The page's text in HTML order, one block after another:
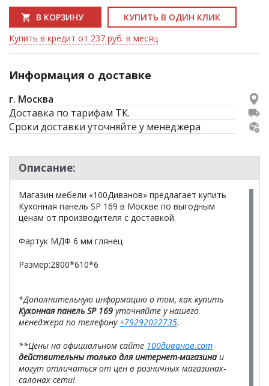
В КОРЗИНУ
КУПИТЬ В ОДИН КЛИК
Купить в кредит от 237 руб. в месяц
Информация о доставке
г. Москва
Доставка по тарифам ТК.
Сроки доставки уточняйте у менеджера
Описание:
Магазин мебели «100Диванов» предлагает купить
Кухонная панель SP 169 в Москве по выгодным
ценам от производителя с доставкой.
Фартук МДФ 6 мм глянец
Размер:2800*610*6
*Дополнительную информацию о том, как купить
Кухонная панель SP 169 уточняйте у нашего
менеджера по телефону +79292022735.
**Цены на официальном сайте 100диванов.com
действительны только для интернет-магазинаи
могут отличаться от цен в розничных магазинах-
салонах сети!